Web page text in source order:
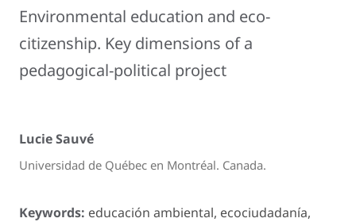
Environmental education and eco-
citizenship. Key dimensions of a
pedagogical-political project
Lucie Sauvé
Universidad de Québec en Montréal. Canada.
Keywords: educación ambiental, ecociudadanía,